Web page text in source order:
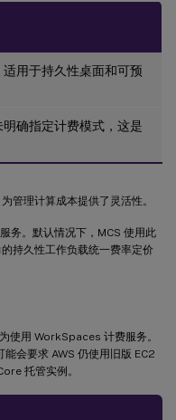
用于持久性桌面和可预
确指定计费模式，这是
管理计算成本提供了灵活性。
务。默认情况下，MCS 使用此
持久性工作负载统一费率定价
使用 WorkSpaces 计费服务。
会要求 AWS 仍使用旧版 EC2
托管实例。